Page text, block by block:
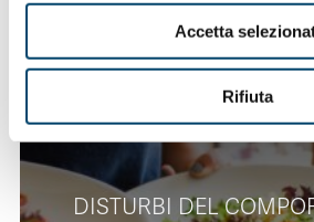
Accetta
Rifiuta
DISTURBI DEL